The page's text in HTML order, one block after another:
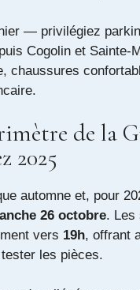
— privilégiez
Cogolin et
chaussures
de la
2025
automne et, pour
26 octobre. Les
vers 19h, offrant
les pièces.